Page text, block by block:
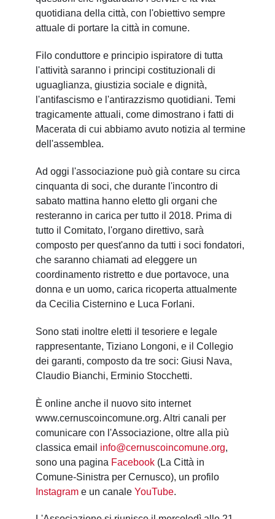
quotidiana della città, con l'obiettivo sempre
attuale di portare la città in comune.
Filo conduttore e principio ispiratore di tutta
l'attività saranno i principi costituzionali di
uguaglianza, giustizia sociale e dignità,
l'antifascismo e l'antirazzismo quotidiani. Temi
tragicamente attuali, come dimostrano i fatti di
Macerata di cui abbiamo avuto notizia al termine
dell'assemblea.
Ad oggi l'associazione può già contare su circa
cinquanta di soci, che durante l'incontro di
sabato mattina hanno eletto gli organi che
resteranno in carica per tutto il 2018. Prima di
tutto il Comitato, l'organo direttivo, sarà
composto per quest'anno da tutti i soci fondatori,
che saranno chiamati ad eleggere un
coordinamento ristretto e due portavoce, una
donna e un uomo, carica ricoperta attualmente
da Cecilia Cisternino e Luca Forlani.
Sono stati inoltre eletti il tesoriere e legale
rappresentante, Tiziano Longoni, e il Collegio
dei garanti, composto da tre soci: Giusi Nava,
Claudio Bianchi, Erminio Stocchetti.
È online anche il nuovo sito internet
www.cernuscoincomune.org. Altri canali per
comunicare con l'Associazione, oltre alla più
classica email info@cernuscoincomune.org,
sono una pagina Facebook (La Città in
Comune-Sinistra per Cernusco), un profilo
Instagram e un canale YouTube.